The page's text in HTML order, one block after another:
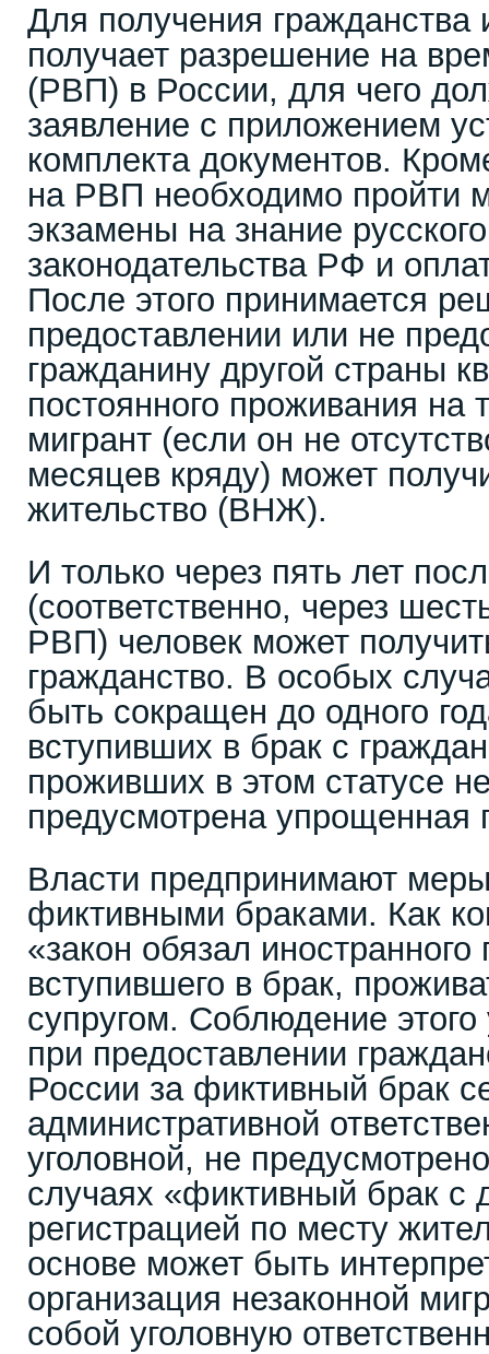
Для получения гражданства
получает разрешение на
(РВП) в России, для чего
заявление с приложением
комплекта документов.
на РВП необходимо пройти
экзамены на знание
законодательства РФ и
После этого принимается
предоставлении или не
гражданину другой страны
постоянного проживания на
мигрант (если он не
месяцев кряду) может
жительство (ВНЖ).
И только через пять лет
(соответственно, через
РВП) человек может
гражданство. В особых
быть сокращен до одного
вступивших в брак с
проживших в этом статусе
предусмотрена упрощенная
Власти предпринимают
фиктивными браками. Как
«закон обязал
вступившего в брак,
супругом. Соблюдение
при предоставлении
России за фиктивный брак
административной
уголовной, не
случаях «фиктивный брак с
регистрацией по месту
основе может быть
организация незаконной
собой уголовную